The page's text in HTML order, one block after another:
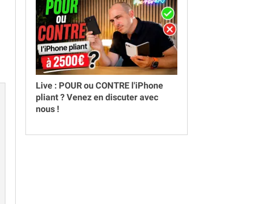
Live : POUR ou CONTRE l'iPhone
pliant ? Venez en discuter avec
nous !